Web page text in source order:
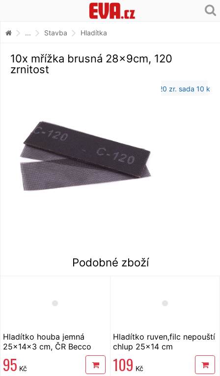
... Stavba Hladítka
10x mřížka brusná 28x9cm, 120
zrnitost
Podobné zboží
Hladítko houba jemná
25x14x3 cm, ČR Becco
95 Kč
Hladítko ruven,filc nepouští
chlup 25x14 cm
109 Kč